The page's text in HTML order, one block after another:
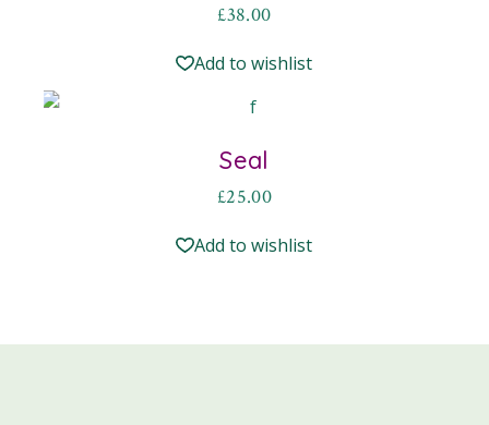
£38.00
Add to wishlist
Seal
£25.00
Add to wishlist